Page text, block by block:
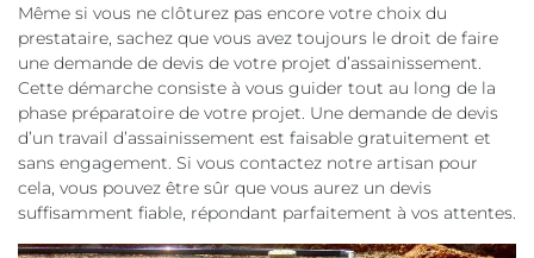
Même si vous ne clôturez pas encore votre choix du
prestataire, sachez que vous avez toujours le droit de faire
une demande de devis de votre projet d’assainissement.
Cette démarche consiste à vous guider tout au long de la
phase préparatoire de votre projet. Une demande de devis
d’un travail d’assainissement est faisable gratuitement et
sans engagement. Si vous contactez notre artisan pour
cela, vous pouvez être sûr que vous aurez un devis
suffisamment fiable, répondant parfaitement à vos attentes.